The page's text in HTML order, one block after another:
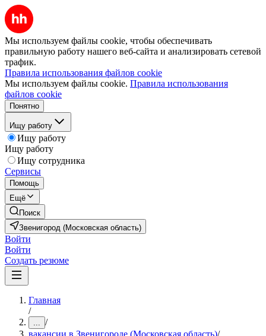
Мы используем файлы cookie, чтобы обеспечивать
правильную работу нашего веб-сайта и анализировать сетевой
трафик.
Правила использования файлов cookie
Мы используем файлы cookie. Правила использования
файлов cookie
Понятно
Ищу работу
Ищу работу
Ищу работу
Ищу сотрудника
Сервисы
Помощь
Ещё
Поиск
Звенигород (Московская область)
Войти
Войти
Создать резюме
Главная
/
... /
вакансии в Звенигороде (Московская область)/